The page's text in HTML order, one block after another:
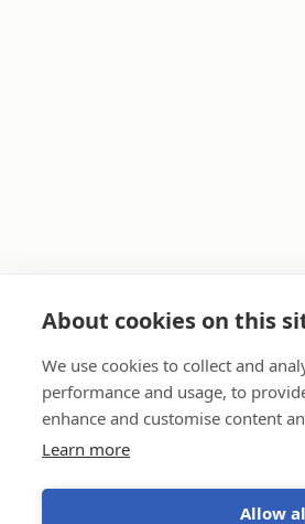
About cookies on this
We use cookies to collect and
performance and usage, to
enhance and customise content
Learn more
Allow